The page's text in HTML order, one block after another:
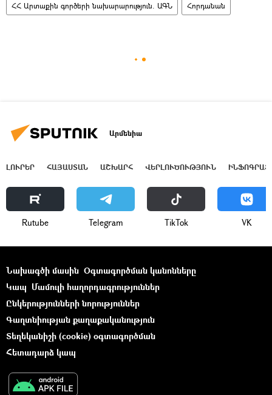
ՀՀ Արտաքին գործերի նախարարություն. ԱԳՆ Հորդանան
Արմենիա
ԼՈՒՐԵՐ ՀԱՅԱՍՏԱՆ ԱՇԽԱՐՀ ՎԵՐԼՈՒԾՈՒԹՅՈՒՆ
Rutube Telegram ТikТоk VK
Նախագծի մասին Օգտագործման կանոնները
Կապ Մամուլի հաղորդագրություններ
Ընկերությունների նորություններ
Գաղտնիության քաղաքականություն
Տեղեկանիշի (cookie) օգտագործման
Հետադարձ կապ